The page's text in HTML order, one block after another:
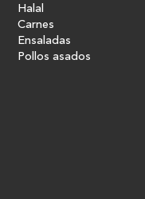
Halal
Carnes
Ensaladas
Pollos asados